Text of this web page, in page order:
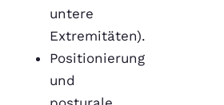
untere
Extremitäten).
Positionierung
und